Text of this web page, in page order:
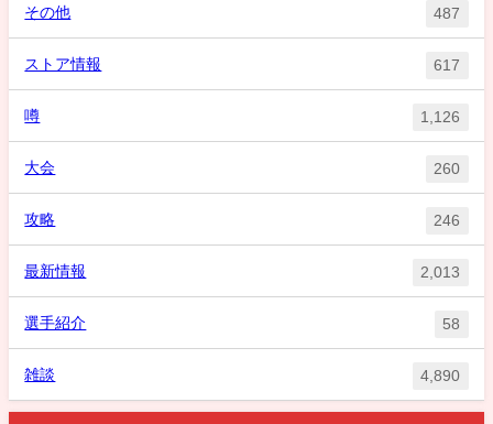
その他 487
ストア情報 617
噂 1,126
大会 260
攻略 246
最新情報 2,013
選手紹介 58
雑談 4,890